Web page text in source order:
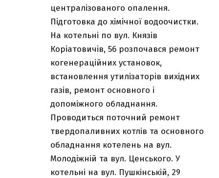
централізованого опалення.
Підготовка до хімічної водоочистки.
На котельні по вул. Князів
Коріатовичів, 56 розпочався ремонт
когенераційних установок,
встановлення утилізаторів вихідних
газів, ремонт основного і
допоміжного обладнання.
Проводиться поточний ремонт
твердопаливних котлів та основного
обладнання котелень на вул.
Молодіжній та вул. Ценського. У
котельні на вул. Пушкінській, 29